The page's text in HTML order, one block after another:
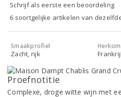
Schrijf als eerste een beoordeling
6 soortgelijke artikelen van
Smaakprofiel
Zacht, rijk
Proefnotitie
Complexe, droge witte wijn met